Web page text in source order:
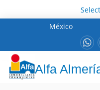
México
Alfa